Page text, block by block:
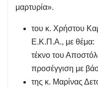
μαρτυρία».
του κ. Χρήστου
Ε.Κ.Π.Α., με θέμα:
τέκνο του
προσέγγιση με
της κ. Μαρίνας